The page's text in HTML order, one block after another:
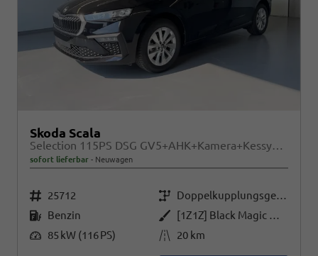
Skoda Scala
Selection 115PS DSG GV5+AHK+Kamera+Kessy+PDC+Sitzheiz+Alu16+Climatronic
sofort lieferbar Neuwagen
Fahrzeugnr. 25712 Getriebe
Doppelkupplungsgetriebe (DSG)
Kraftstoff Benzin Außenfarbe
[1Z1Z] Black Magic Metallic
Leistung 85 kW (116 PS) Kilometerstand 20 km